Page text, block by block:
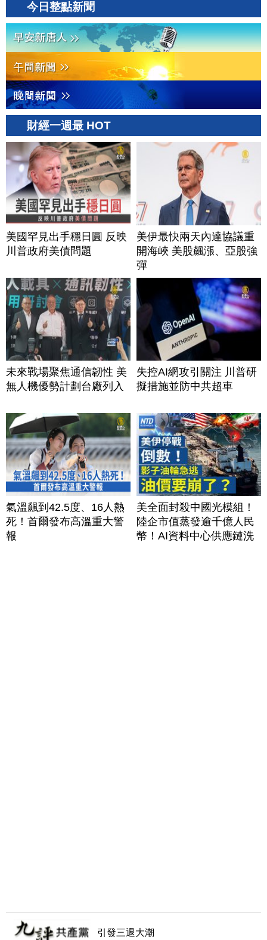
今日整點新聞
財經一週最 HOT
美國罕見出手穩日圓 反映
川普政府美債問題
美伊最快兩天內達協議重
開海峽 美股飆漲、亞股強
彈
未來戰場聚焦通信韌性 美
無人機優勢計劃台廠列入
失控AI網攻引關注 川普研
擬措施並防中共超車
氣溫飆到42.5度、16人熱
死！首爾發布高溫重大警
報
美全面封殺中國光模組！
陸企市值蒸發逾千億人民
幣！AI資料中心供應鏈洗
引發三退大潮